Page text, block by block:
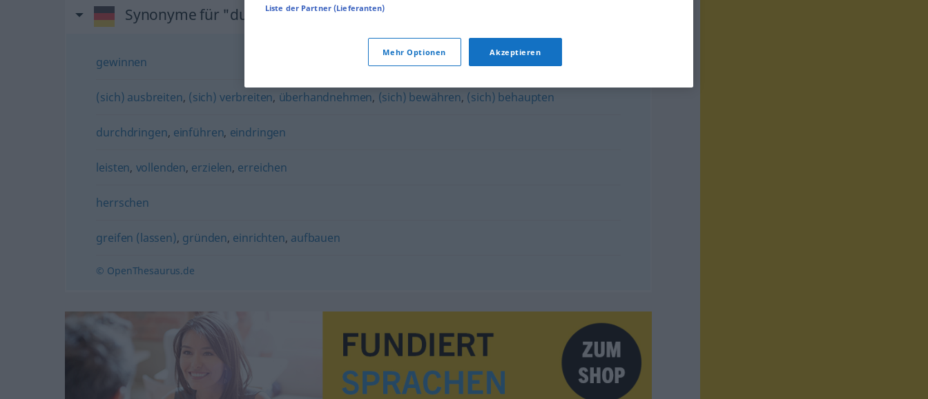
Synonyme für "durchsetzen"
gewinnen
(sich) ausbreiten, (sich) verbreiten, überhandnehmen, (sich) bewähren, (sich) behaupten
durchdringen, einführen, eindringen
leisten, vollenden, erzielen, erreichen
herrschen
greifen (lassen), gründen, einrichten, aufbauen
© OpenThesaurus.de
Liste der Partner (Lieferanten)
Mehr Optionen Akzeptieren